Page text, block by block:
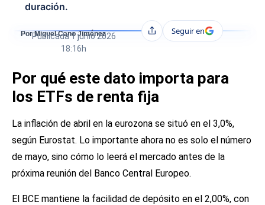
duración.
Por Miguel Cano Jiménez
Publicada1 junio 2026
18:16h
CompartirSeguir en
Por qué este dato importa para
los ETFs de renta fija
La inflación de abril en la eurozona se situó en el 3,0%,
según Eurostat. Lo importante ahora no es solo el número
de mayo, sino cómo lo leerá el mercado antes de la
próxima reunión del Banco Central Europeo.
El BCE mantiene la facilidad de depósito en el 2,00%, con